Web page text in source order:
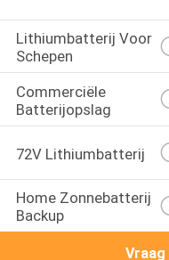
Lithiumbatterij Voor
Schepen
Commerciële
Batterijopslag
72V Lithiumbatterij
Home Zonnebatterij
Backup